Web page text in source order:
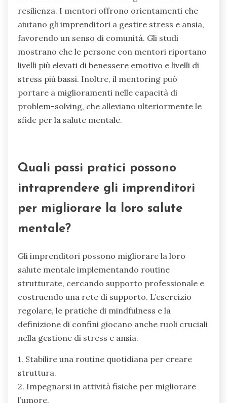
creando connessioni e fornendo risorse
emotive. Interagire con i coetanei offre
convalida e esperienze condivise, che possono
alleviare la solitudine. Gli studi indicano che gli
imprenditori con sistemi di supporto solidi
riportano livelli di stress più bassi e una
maggiore resilienza. Inoltre, partecipare ad
attività di gruppo incoraggia la collaborazione e
offre prospettive diverse, migliorando le
mentale.
per la salute mentale?
mentale fornendo supporto, riducendo i
sentimenti di isolamento e migliorando la
resilienza. I mentori offrono orientamenti che
aiutano gli imprenditori a gestire stress e ansia,
favorendo un senso di comunità. Gli studi
mostrano che le persone con mentori riportano
livelli più elevati di benessere emotivo e livelli di
portare a miglioramenti nelle capacità di
problem-solving, che alleviano ulteriormente le
sfide per la salute mentale.